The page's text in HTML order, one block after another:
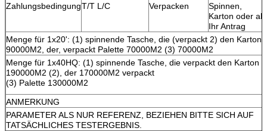
ZahlungsbedingungT/T L/C Verpacken
Spinnen,
Karton oder als
Ihr Antrag
Menge für 1x20': (1) spinnende Tasche, die (verpackt 2) den Karton
90000M2, der, verpackt Palette 70000M2 (3) 70000M2
Menge für 1x40HQ: (1) spinnende Tasche, die verpackt den Karton
190000M2 (2), der 170000M2 verpackt
(3) Palette 130000M2
ANMERKUNG
PARAMETER ALS NUR REFERENZ, BEZIEHEN BITTE SICH AUF
TATSÄCHLICHES TESTERGEBNIS.